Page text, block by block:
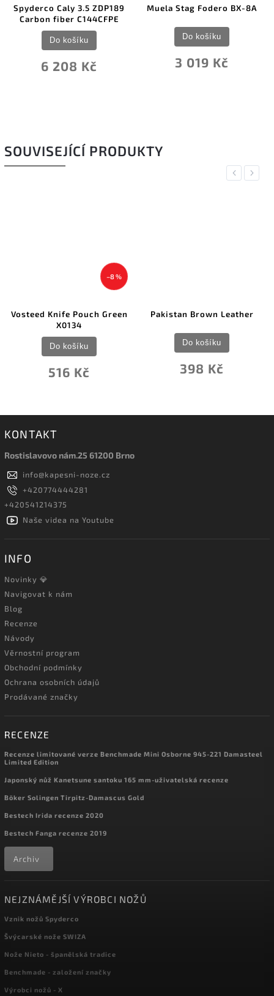
Spyderco Caly 3.5 ZDP189
Carbon fiber C144CFPE
6 208 Kč
Do košíku
Muela Stag Fodero BX-8A
3 019 Kč
Do košíku
SOUVISEJÍCÍ PRODUKTY
Previous
–8 %
Vosteed Knife Pouch Green
X0134
516 Kč
Do košíku
Pakistan Brown Leather
398 Kč
Do košíku
Next
KONTAKT
Rostislavovo nám.25 61200 Brno
info@kapesni-noze.cz
+420774444281
+420541214375
Naše videa na Youtube
INFO
Novinky 💎
Navigovat k nám
Blog
Recenze
Návody
Věrnostní program
Obchodní podmínky
Ochrana osobních údajů
Prodávané značky
RECENZE
Recenze limitované verze Benchmade Mini Osborne 945-221 Damasteel
Limited Edition
Japonský nůž Kanetsune santoku 165 mm-uživatelská recenze
Böker Solingen Tirpitz-Damascus Gold
Bestech Irida recenze 2020
Bestech Fanga recenze 2019
Archiv
NEJZNÁMĚJŠÍ VÝROBCI NOŽŮ
Vznik nožů Spyderco
Švýcarské nože SWIZA
Nože Nieto - španělská tradice
Benchmade - založení značky
Výrobci nožů - X